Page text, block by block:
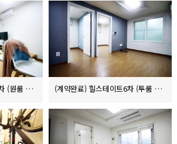
[계약완료] 힐스테이트6차 (원룸 전세 1.6억) (계약완료) 힐스테이트6차 (투룸 3000/100 또는 3.5억 전세)